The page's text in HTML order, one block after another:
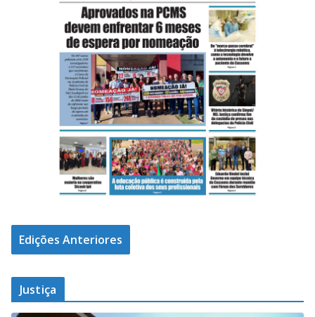
Edições Anteriores
Justiça